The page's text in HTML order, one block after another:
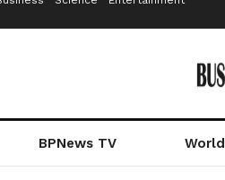
BPNews TV World